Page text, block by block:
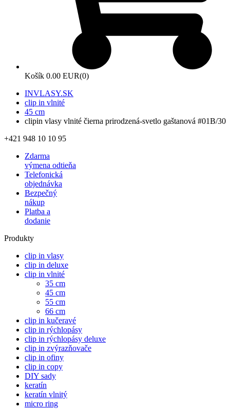
Košík 0.00 EUR(0)
INVLASY.SK
clip in vlnité
45 cm
clipin vlasy vlnité čierna prirodzená-svetlo gaštanová #01B/30
+421 948 10 10 95
Zdarma
výmena odtieňa
Telefonická
objednávka
Bezpečný
nákup
Platba a
dodanie
Produkty
clip in vlasy
clip in deluxe
clip in vlnité
35 cm
45 cm
55 cm
66 cm
clip in kučeravé
clip in rýchlopásy
clip in rýchlopásy deluxe
clip in zvýrazňovače
clip in ofiny
clip in copy
DIY sady
keratín
keratín vlnitý
micro ring